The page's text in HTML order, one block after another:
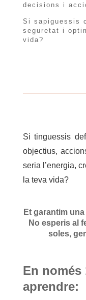
decisions i
Si sapiguessis
seguretat i
vida?
Si tinguessis
objectius,
seria l’energia,
la teva vida?
Et garantim
No esperis al
soles,
En només
aprendre: